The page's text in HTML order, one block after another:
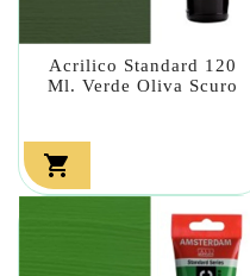
Acrilico Standard 120
Ml. Verde Oliva Scuro
